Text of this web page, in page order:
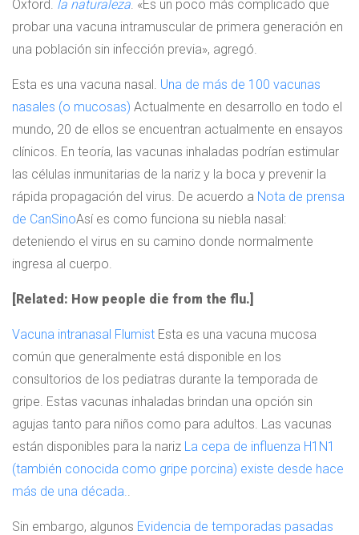
Oxford. la naturaleza. «Es un poco más complicado que
probar una vacuna intramuscular de primera generación en
una población sin infección previa», agregó.
Esta es una vacuna nasal. Una de más de 100 vacunas
nasales (o mucosas) Actualmente en desarrollo en todo el
mundo, 20 de ellos se encuentran actualmente en ensayos
clínicos. En teoría, las vacunas inhaladas podrían estimular
las células inmunitarias de la nariz y la boca y prevenir la
rápida propagación del virus. De acuerdo a Nota de prensa
de CanSinoAsí es como funciona su niebla nasal:
deteniendo el virus en su camino donde normalmente
ingresa al cuerpo.
[Related: How people die from the flu.]
Vacuna intranasal Flumist Esta es una vacuna mucosa
común que generalmente está disponible en los
consultorios de los pediatras durante la temporada de
gripe. Estas vacunas inhaladas brindan una opción sin
agujas tanto para niños como para adultos. Las vacunas
están disponibles para la nariz La cepa de influenza H1N1
(también conocida como gripe porcina) existe desde hace
más de una década..
Sin embargo, algunos Evidencia de temporadas pasadas